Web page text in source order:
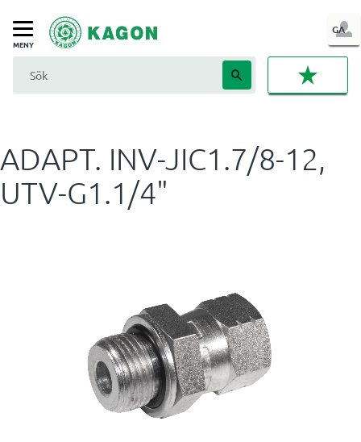
Meny
GA
IN
ADAPT. INV-JIC1.7/8-12,
UTV-G1.1/4"